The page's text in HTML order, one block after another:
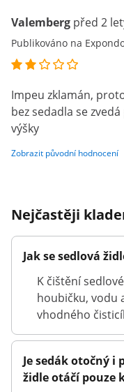
Valemberg před 2
Publikováno na
Impeu zklamán,
bez sedadla se
výšky
Zobrazit původní hodnocení
Nejčastěji
Jak se sedlová
K čištění
houbičku, vodu
vhodného
Je sedák otočný i
židle otáčí pouze